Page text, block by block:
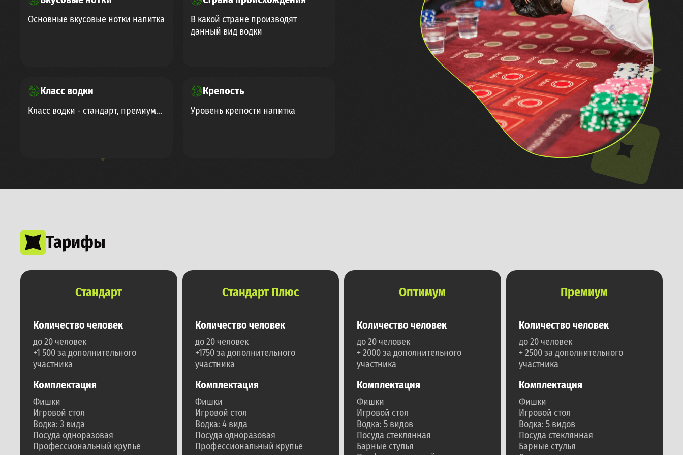
Основные вкусовые нотки напитка
В какой стране производят
данный вид водки
Класс водки
Класс водки - стандарт, премиум...
Крепость
Уровень крепости напитка
Тарифы
Стандарт
Количество человек
до 20 человек
+1 500 за дополнительного
участника
Комплектация
Фишки
Игровой стол
Водка: 3 вида
Посуда одноразовая
Профессиональный крупье
Стандарт Плюс
Количество человек
до 20 человек
+1750 за дополнительного
участника
Комплектация
Фишки
Игровой стол
Водка: 4 вида
Посуда одноразовая
Профессиональный крупье
Оптимум
Количество человек
до 20 человек
+ 2000 за дополнительного
участника
Комплектация
Фишки
Игровой стол
Водка: 5 видов
Посуда стеклянная
Барные стулья
Премиум
Количество человек
до 20 человек
+ 2500 за дополнительного
участника
Комплектация
Фишки
Игровой стол
Водка: 5 видов
Посуда стеклянная
Барные стулья